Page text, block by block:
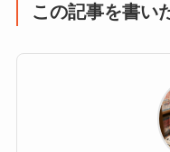
この記事を書い